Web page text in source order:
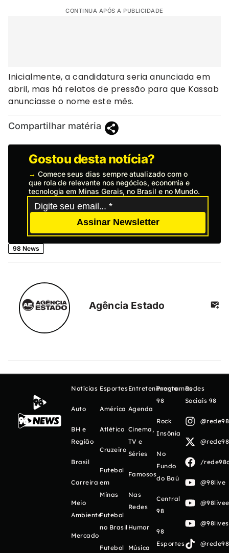
CONTINUA APÓS A PUBLICIDADE
Inicialmente, a candidatura seria anunciada em
abril, mas há relatos de pressão para que Kassab
anunciasse o nome este mês.
Compartilhar matéria
Gostou desta notícia?
→ Comece seus dias sempre atualizado com o
que rola de relevante nos negócios, economia e
tecnologia em Minas Gerais, no Brasil e no Mundo.
Assinar Newsletter
98 News
Agência Estado
Notícias
Auto
BH e
Região
Brasil
Carreira
Meio
Ambiente
Mercado
Esportes
América
Atlético
Cruzeiro
Futebol
em
Minas
Futebol
no Brasil
Futebol
Entretenimento
Agenda
Cinema,
TV e
Séries
Famosos
Nas
Redes
Humor
Música
Programas
98
Rock
Insônia
No
Fundo
do Baú
Central
98
98
Esportes
Redes
Sociais 98
/
@98live